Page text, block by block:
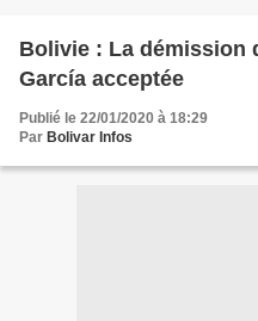
Bolivie : La démission
García acceptée
Publié le 22/01/2020 à 18:29
Par Bolivar Infos